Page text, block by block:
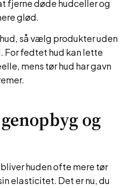
fjerne døde hudceller og
glød.
så vælg produkter uden
For fedtet hud kan lette
mens tør hud har gavn
og
bliver huden ofte mere tør
elasticitet. Det er nu, du